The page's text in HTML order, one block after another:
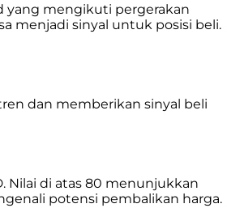
yang mengikuti pergerakan
menjadi sinyal untuk posisi beli.
dan memberikan sinyal beli
Nilai di atas 80 menunjukkan
potensi pembalikan harga.